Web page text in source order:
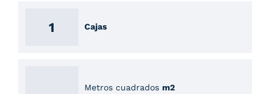
Cajas
Metros cuadrados m2